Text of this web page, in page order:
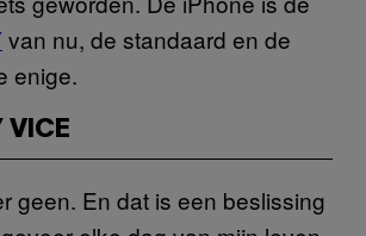
van nu, de standaard en de
enige.
VICE
geen. En dat is een beslissing